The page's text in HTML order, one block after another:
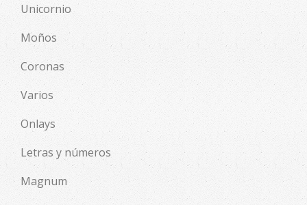
Unicornio
Moños
Coronas
Varios
Onlays
Letras y números
Magnum